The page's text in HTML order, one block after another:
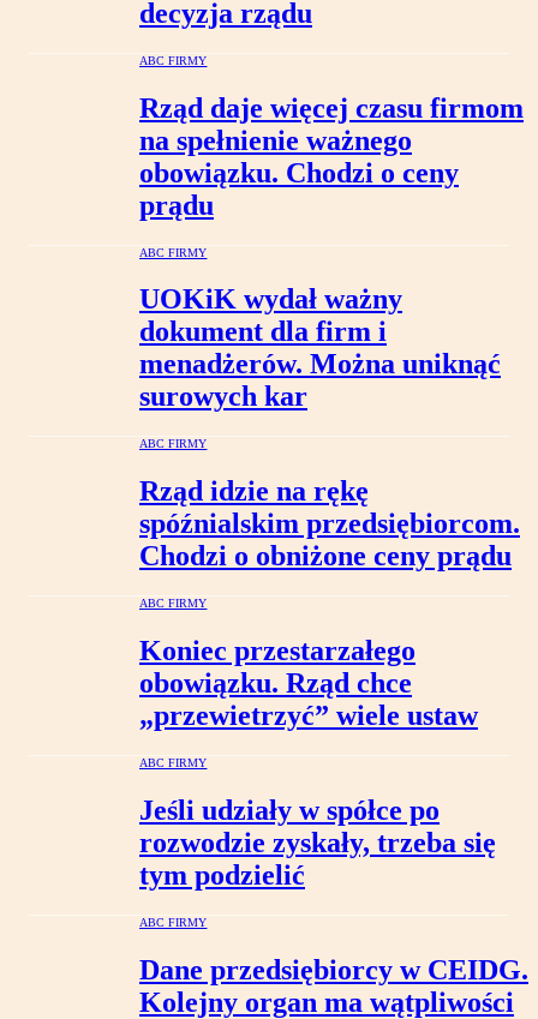
decyzja rządu
ABC FIRMY
Rząd daje więcej czasu firmom
na spełnienie ważnego
obowiązku. Chodzi o ceny
prądu
ABC FIRMY
UOKiK wydał ważny
dokument dla firm i
menadżerów. Można uniknąć
surowych kar
ABC FIRMY
Rząd idzie na rękę
spóźnialskim przedsiębiorcom.
Chodzi o obniżone ceny prądu
ABC FIRMY
Koniec przestarzałego
obowiązku. Rząd chce
„przewietrzyć” wiele ustaw
ABC FIRMY
Jeśli udziały w spółce po
rozwodzie zyskały, trzeba się
tym podzielić
ABC FIRMY
Dane przedsiębiorcy w CEIDG.
Kolejny organ ma wątpliwości